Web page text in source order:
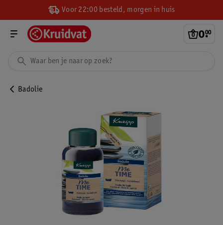
Voor 22:00 besteld, morgen in huis
0.
00
Badolie